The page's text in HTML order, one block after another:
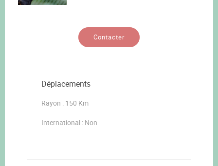
Contacter
Déplacements
Rayon : 150 Km
International : Non